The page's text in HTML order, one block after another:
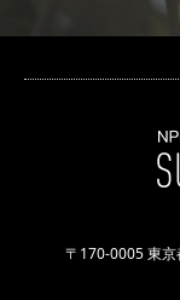
〒170-0005 東